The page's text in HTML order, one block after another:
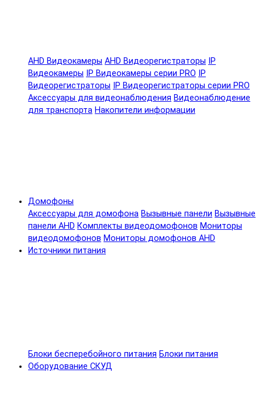
AHD Видеокамеры AHD Видеорегистраторы IP
Видеокамеры IP Видеокамеры серии PRO IP
Видеорегистраторы IP Видеорегистраторы серии PRO
Аксессуары для видеонаблюдения Видеонаблюдение
для транспорта Накопители информации
Домофоны
Аксессуары для домофона Вызывные панели Вызывные
панели AHD Комплекты видеодомофонов Мониторы
видеодомофонов Мониторы домофонов AHD
Источники питания
Блоки бесперебойного питания Блоки питания
Оборудование СКУД